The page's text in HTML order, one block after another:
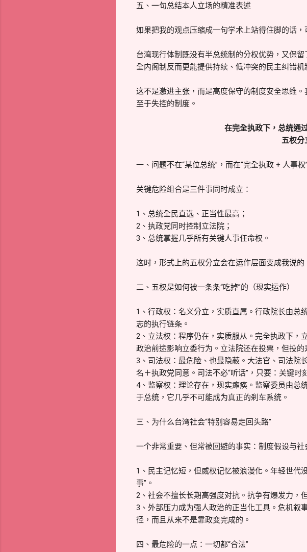
五、一句总结本人立场的精准表述
如果把我的观点压缩成一句学术上站得住脚的话，
台湾现行体制既没有半总统制的分权优势，又保
全内阁制反而更能提供持续、低冲突的民主纠错机
这不是激进主张，而是高度保守的制度安全思维
至于失控的制度。
在完全执政下，总统通
五权分
一、问题不在“某位总统”，而在“完全执政 + 人事权”
关键危险组合是三件事同时成立：
1、总统全民直选、正当性最高；
2、执政党同时控制立法院；
3、总统掌握几乎所有关键人事任命权。
这时，形式上的五权分立会在运作层面变成我说
二、五权是如何被一条条“吃掉”的（现实运作）
1、行政权：名义分立，实质直属。行政院长由总
志的执行链条。
2、立法权：程序仍在，实质服从。完全执政下，
政治前途影响立委行为。立法院还在投票，但投的
3、司法权：最危险、也最隐蔽。大法官、司法院
名＋执政党同意。司法不必“听话”，只要：关键时
4、监察权：理论存在，现实瘫痪。监察委员由总
于总统，它几乎不可能成为真正的刹车系统。
三、为什么台湾社会“特别容易走回头路”
一个非常重要、但常被回避的事实：制度假设与社
1、民主记忆短，但威权记忆被浪漫化。年轻世代
事”。
2、社会不擅长长期高强度对抗。抗争有爆发力，
3、外部压力成为强人政治的正当化工具。危机叙
径，而且从来不是靠政变完成的。
四、最危险的一点：一切都“合法”